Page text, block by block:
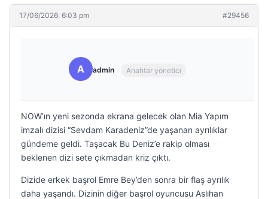
17/06/2026: 6:03 pm #29456
A admin Anahtar yönetici
NOW’ın yeni sezonda ekrana gelecek olan Mia Yapım
imzalı dizisi “Sevdam Karadeniz”de yaşanan ayrılıklar
gündeme geldi. Taşacak Bu Deniz’e rakip olması
beklenen dizi sete çıkmadan kriz çıktı.
Dizide erkek başrol Emre Bey’den sonra bir flaş ayrılık
daha yaşandı. Dizinin diğer başrol oyuncusu Aslıhan